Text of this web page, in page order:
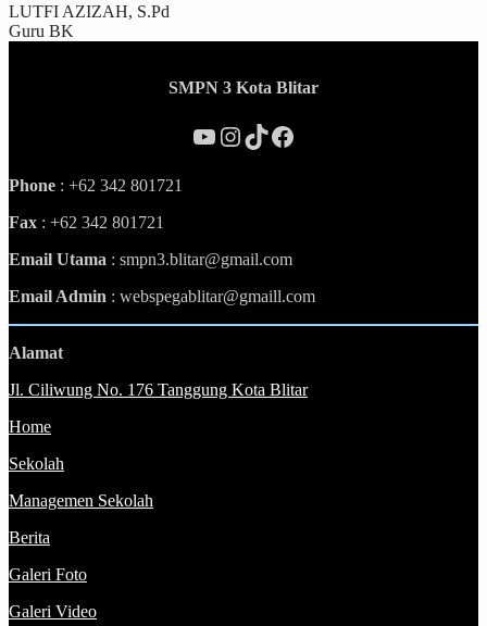
LUTFI AZIZAH, S.Pd
Guru BK
SMPN 3 Kota Blitar
YouTube
Instagram
TikTok
Facebook
Phone : +62 342 801721
Fax : +62 342 801721
Email Utama : smpn3.blitar@gmail.com
Email Admin : webspegablitar@gmaill.com
Alamat
Jl. Ciliwung No. 176 Tanggung Kota Blitar
Home
Sekolah
Managemen Sekolah
Berita
Galeri Foto
Galeri Video